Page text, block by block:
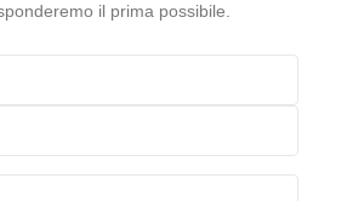
il prima possibile.